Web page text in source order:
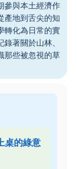
參與本土經濟作
產地到舌尖的知
轉化為日常的實
著關於山林、
那些被忽視的草
桌的綠意